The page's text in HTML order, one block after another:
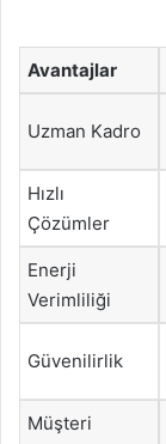
Avantajlar
Uzman Kadro
Hızlı
Çözümler
Enerji
Verimliliği
Güvenilirlik
Müşteri